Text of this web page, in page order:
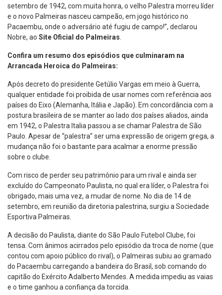
setembro de 1942, com muita honra, o velho Palestra morreu líder
e o novo Palmeiras nasceu campeão, em jogo histórico no
Pacaembu, onde o adversário até fugiu de campo!”, declarou
Nobre, ao Site Oficial do Palmeiras
Confira um resumo dos episódios que culminaram na
Arrancada Heroica do Palmeiras:
Após decreto do presidente Getúlio Vargas em meio à Guerra,
qualquer entidade foi proibida de usar nomes com referência aos
países do Eixo (Alemanha, Itália e Japão). Em concordância com a
postura brasileira de se manter ao lado dos países aliados, ainda
em 1942, o Palestra Italia passou a se chamar Palestra de São
Paulo. Apesar de “palestra” ser uma expressão de origem grega, a
mudança não foi o bastante para acalmar a enorme pressão
sobre o clube.
Com risco de perder seu patrimônio para um rival e ainda ser
excluído do Campeonato Paulista, no qual era líder, o Palestra foi
obrigado, mais uma vez, a mudar de nome. No dia de 14 de
setembro, em reunião da diretoria palestrina, surgiu a Sociedade
Esportiva Palmeiras.
A decisão do Paulista, diante do São Paulo Futebol Clube, foi
tensa. Com ânimos acirrados pelo episódio da troca de nome (que
contou com apoio público do rival), o Palmeiras subiu ao gramado
do Pacaembu carregando a bandeira do Brasil, sob comando do
capitão do Exército Adalberto Mendes. A medida impediu as vaias
e o time ganhou a confiança da torcida.